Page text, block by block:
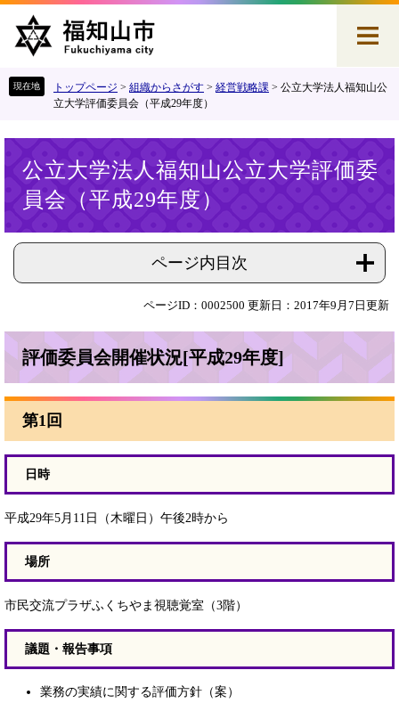
す
し
トップページ > 組織からさがす > 経営戦略課 > 公立大学法人福知山公
立大学評価委員会（平成29年度）
公立大学法人福知山公立大学評価委
員会（平成29年度）
ページ内目次
ページID：0002500 更新日：2017年9月7日更新
評価委員会開催状況[平成29年度]
第1回
日時
平成29年5月11日（木曜日）午後2時から
場所
市民交流プラザふくちやま視聴覚室（3階）
議題・報告事項
業務の実績に関する評価方針（案）